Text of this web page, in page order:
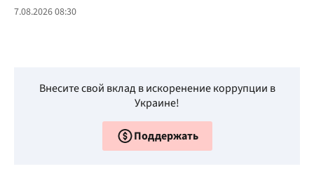
7.08.2026 08:30
Внесите свой вклад в искоренение коррупции в
Украине!
Поддержать